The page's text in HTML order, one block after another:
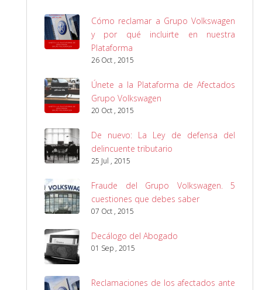
Cómo reclamar a Grupo Volkswagen
y por qué incluirte en nuestra
Plataforma
26 Oct , 2015
Únete a la Plataforma de Afectados
Grupo Volkswagen
20 Oct , 2015
De nuevo: La Ley de defensa del
delincuente tributario
25 Jul , 2015
Fraude del Grupo Volkswagen. 5
cuestiones que debes saber
07 Oct , 2015
Decálogo del Abogado
01 Sep , 2015
Reclamaciones de los afectados ante